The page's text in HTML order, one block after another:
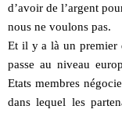
d’avoir de l’argent
nous ne voulons pas.
Et il y a là un premier
passe au niveau
Etats membres
dans lequel les